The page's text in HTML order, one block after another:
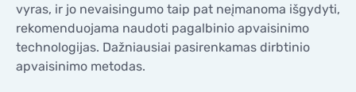
vyras, ir jo nevaisingumo taip pat neįmanoma išgydyti,
rekomenduojama naudoti pagalbinio apvaisinimo
technologijas. Dažniausiai pasirenkamas dirbtinio
apvaisinimo metodas.